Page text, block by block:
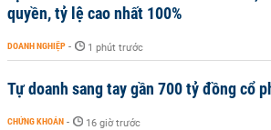
quyền, tỷ lệ cao nhất 100%
DOANH NGHIỆP - 1 phút trước
Tự doanh sang tay gần 700 tỷ đồng cổ
CHỨNG KHOÁN - 16 giờ trước